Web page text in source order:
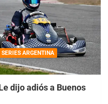
ARGENTINA
dijo adiós a Buenos